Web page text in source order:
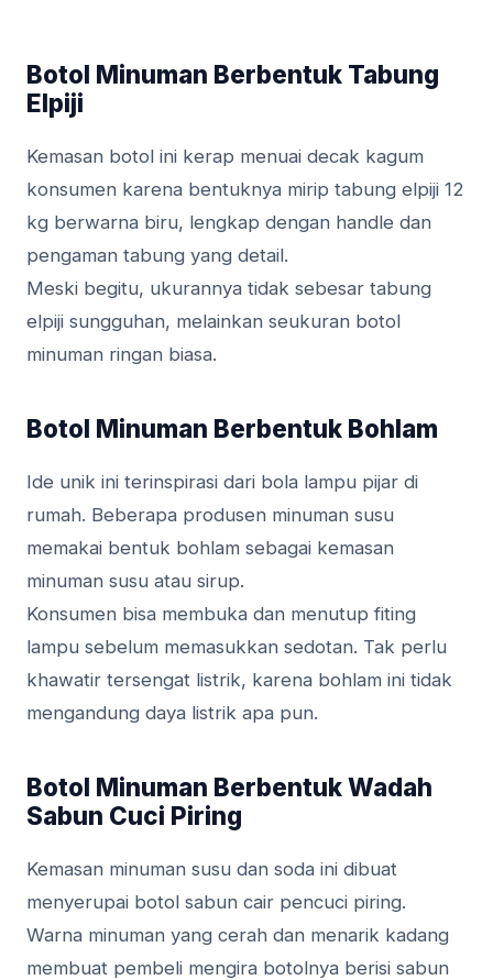
Botol Minuman Berbentuk Tabung
Elpiji
Kemasan botol ini kerap menuai decak kagum
konsumen karena bentuknya mirip tabung elpiji 12
kg berwarna biru, lengkap dengan handle dan
pengaman tabung yang detail.
Meski begitu, ukurannya tidak sebesar tabung
elpiji sungguhan, melainkan seukuran botol
minuman ringan biasa.
Botol Minuman Berbentuk Bohlam
Ide unik ini terinspirasi dari bola lampu pijar di
rumah. Beberapa produsen minuman susu
memakai bentuk bohlam sebagai kemasan
minuman susu atau sirup.
Konsumen bisa membuka dan menutup fiting
lampu sebelum memasukkan sedotan. Tak perlu
khawatir tersengat listrik, karena bohlam ini tidak
mengandung daya listrik apa pun.
Botol Minuman Berbentuk Wadah
Sabun Cuci Piring
Kemasan minuman susu dan soda ini dibuat
menyerupai botol sabun cair pencuci piring.
Warna minuman yang cerah dan menarik kadang
membuat pembeli mengira botolnya berisi sabun